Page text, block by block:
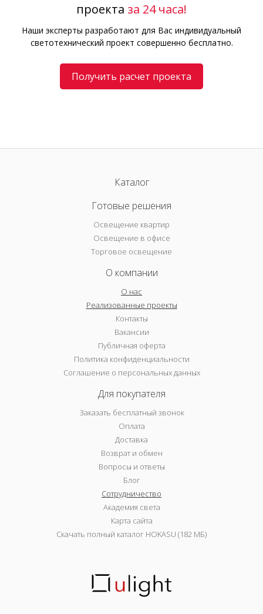
проекта за 24 часа!
Наши эксперты разработают для Вас индивидуальный
светотехнический проект совершенно бесплатно.
Получить расчет проекта
Каталог
Готовые решения
Освещение квартир
Освещение в офисе
Торговое освещение
О компании
О нас
Реализованные проекты
Контакты
Вакансии
Публичная оферта
Политика конфиденциальности
Соглашение о персональных данных
Для покупателя
Заказать бесплатный звонок
Оплата
Доставка
Возврат и обмен
Вопросы и ответы
Блог
Сотрудничество
Академия света
Карта сайта
Скачать полный каталог HOKASU (182 МБ)